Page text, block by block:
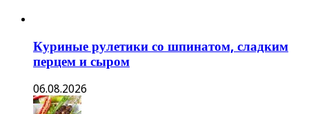
Куриные рулетики со шпинатом, сладким
перцем и сыром
06.08.2026